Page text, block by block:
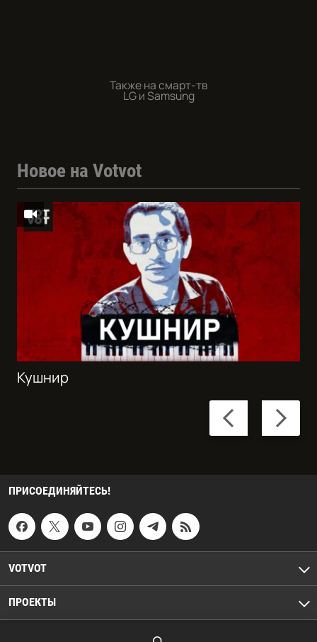
Также на смарт-тв
LG и Samsung
Новое на Votvot
Previous
slide
Next
slide
Кушнир
ПРИСОЕДИНЯЙТЕСЬ!
VOTVOT
ПРОЕКТЫ